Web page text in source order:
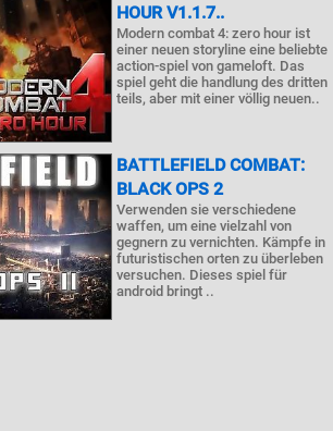
HOUR V1.1.7..
Modern combat 4: zero hour ist
einer neuen storyline eine beliebte
action-spiel von gameloft. Das
spiel geht die handlung des dritten
teils, aber mit einer völlig neuen..
BATTLEFIELD COMBAT:
BLACK OPS 2
Verwenden sie verschiedene
waffen, um eine vielzahl von
gegnern zu vernichten. Kämpfe in
futuristischen orten zu überleben
versuchen. Dieses spiel für
android bringt ..